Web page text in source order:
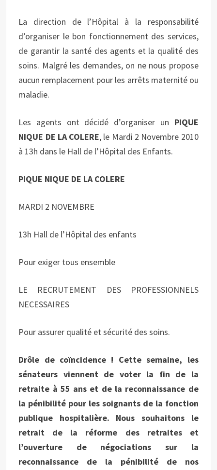
La direction de l’Hôpital à la responsabilité
d’organiser le bon fonctionnement des services,
de garantir la santé des agents et la qualité des
soins. Malgré les demandes, on ne nous propose
aucun remplacement pour les arrêts maternité ou
maladie.
Les agents ont décidé d’organiser un PIQUE
NIQUE DE LA COLERE, le Mardi 2 Novembre 2010
à 13h dans le Hall de l’Hôpital des Enfants.
PIQUE NIQUE DE LA COLERE
MARDI 2 NOVEMBRE
13h Hall de l’Hôpital des enfants
Pour exiger tous ensemble
LE RECRUTEMENT DES PROFESSIONNELS
NECESSAIRES
Pour assurer qualité et sécurité des soins.
Drôle de coïncidence ! Cette semaine, les
sénateurs viennent de voter la fin de la
retraite à 55 ans et de la reconnaissance de
la pénibilité pour les soignants de la fonction
publique hospitalière. Nous souhaitons le
retrait de la réforme des retraites et
l’ouverture de négociations sur la
reconnaissance de la pénibilité de nos